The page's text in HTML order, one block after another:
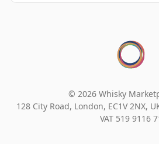
© 2026 Whisky
128 City Road, London, EC1V 2NX,
VAT 519 9116